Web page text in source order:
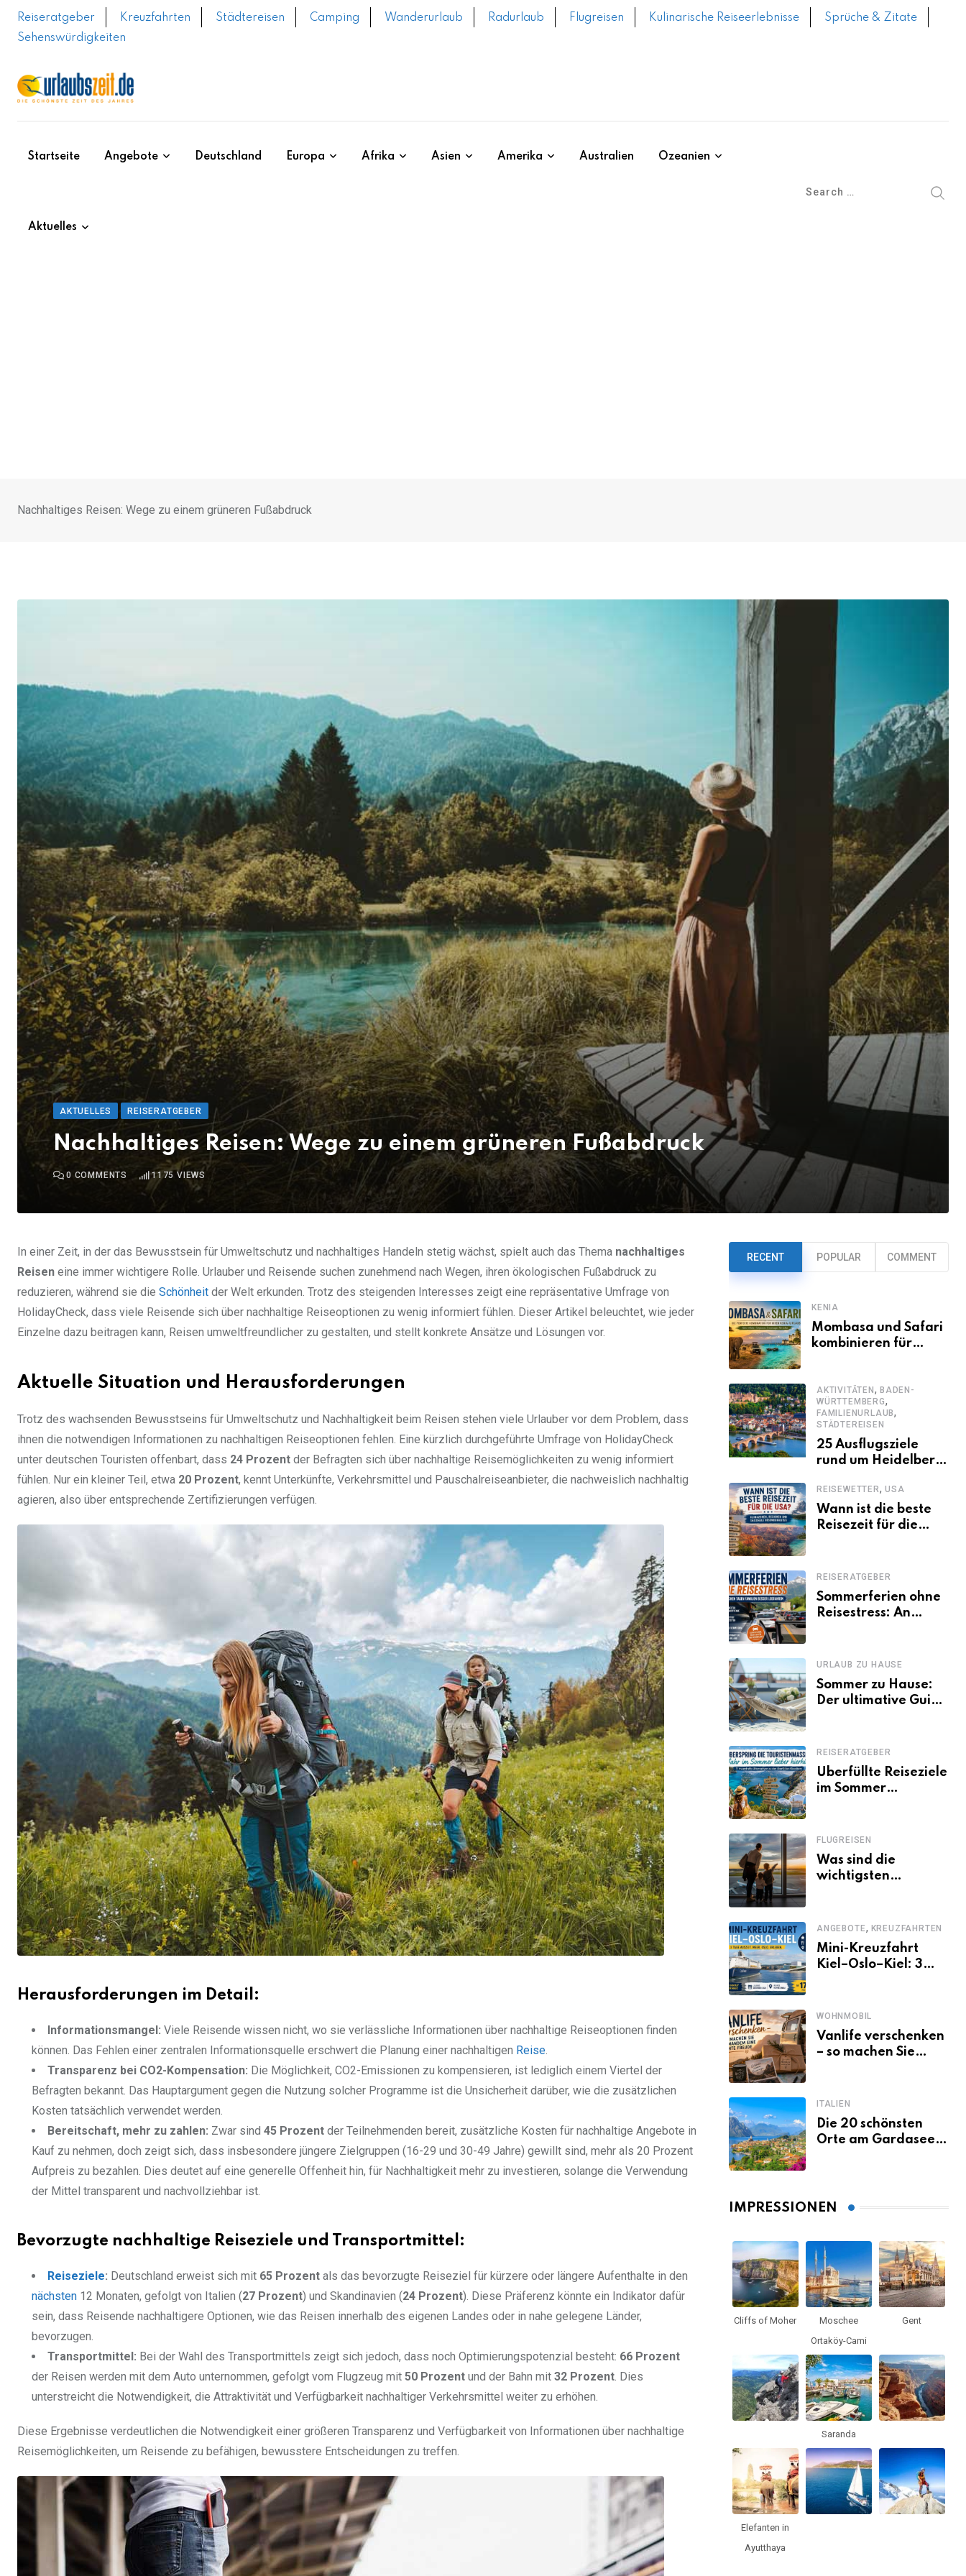
Skip
Reiseratgeber Kreuzfahrten Städtereisen Camping Wanderurlaub Radurlaub Flugreisen Kulinarische Reiseerlebnisse
Sprüche & Zitate
Sehenswürdigkeiten
Startseite Angebote Deutschland Europa Afrika Asien Amerika Australien Ozeanien
Aktuelles
Nachhaltiges Reisen: Wege zu einem grüneren Fußabdruck
AKTUELLES REISERATGEBER
Nachhaltiges Reisen: Wege zu einem grüneren Fußabdruck
0 COMMENTS 1175 VIEWS
In einer Zeit, in der das Bewusstsein für Umweltschutz und nachhaltiges Handeln stetig wächst, spielt auch das Thema nachhaltiges
Reisen eine immer wichtigere Rolle. Urlauber und Reisende suchen zunehmend nach Wegen, ihren ökologischen Fußabdruck zu
reduzieren, während sie die Schönheit der Welt erkunden. Trotz des steigenden Interesses zeigt eine repräsentative Umfrage von
HolidayCheck, dass viele Reisende sich über nachhaltige Reiseoptionen zu wenig informiert fühlen. Dieser Artikel beleuchtet, wie jeder
Einzelne dazu beitragen kann, Reisen umweltfreundlicher zu gestalten, und stellt konkrete Ansätze und Lösungen vor.
Aktuelle Situation und Herausforderungen
Trotz des wachsenden Bewusstseins für Umweltschutz und Nachhaltigkeit beim Reisen stehen viele Urlauber vor dem Problem, dass
ihnen die notwendigen Informationen zu nachhaltigen Reiseoptionen fehlen. Eine kürzlich durchgeführte Umfrage von HolidayCheck
unter deutschen Touristen offenbart, dass 24 Prozent der Befragten sich über nachhaltige Reisemöglichkeiten zu wenig informiert
fühlen. Nur ein kleiner Teil, etwa 20 Prozent, kennt Unterkünfte, Verkehrsmittel und Pauschalreiseanbieter, die nachweislich nachhaltig
agieren, also über entsprechende Zertifizierungen verfügen.
Herausforderungen im Detail:
Informationsmangel: Viele Reisende wissen nicht, wo sie verlässliche Informationen über nachhaltige Reiseoptionen finden
können. Das Fehlen einer zentralen Informationsquelle erschwert die Planung einer nachhaltigen Reise
Transparenz bei CO2-Kompensation: Die Möglichkeit, CO2-Emissionen zu kompensieren, ist lediglich einem Viertel der
Befragten bekannt. Das Hauptargument gegen die Nutzung solcher Programme ist die Unsicherheit darüber, wie die zusätzlichen
Kosten tatsächlich verwendet werden.
Bereitschaft, mehr zu zahlen: Zwar sind 45 Prozent der Teilnehmenden bereit, zusätzliche Kosten für nachhaltige Angebote in
Kauf zu nehmen, doch zeigt sich, dass insbesondere jüngere Zielgruppen (16-29 und 30-49 Jahre) gewillt sind, mehr als 20 Prozent
Aufpreis zu bezahlen. Dies deutet auf eine generelle Offenheit hin, für Nachhaltigkeit mehr zu investieren, solange die Verwendung
der Mittel transparent und nachvollziehbar ist.
Bevorzugte nachhaltige Reiseziele und Transportmittel:
Reiseziele: Deutschland erweist sich mit 65 Prozent als das bevorzugte Reiseziel für kürzere oder längere Aufenthalte in den
nächsten 12 Monaten, gefolgt von Italien (27 Prozent) und Skandinavien (24 Prozent). Diese Präferenz könnte ein Indikator dafür
sein, dass Reisende nachhaltigere Optionen, wie das Reisen innerhalb des eigenen Landes oder in nahe gelegene Länder,
bevorzugen.
Transportmittel: Bei der Wahl des Transportmittels zeigt sich jedoch, dass noch Optimierungspotenzial besteht: 66 Prozent
der Reisen werden mit dem Auto unternommen, gefolgt vom Flugzeug mit 50 Prozent und der Bahn mit 32 Prozent . Dies
unterstreicht die Notwendigkeit, die Attraktivität und Verfügbarkeit nachhaltiger Verkehrsmittel weiter zu erhöhen.
Diese Ergebnisse verdeutlichen die Notwendigkeit einer größeren Transparenz und Verfügbarkeit von Informationen über nachhaltige
Reisemöglichkeiten, um Reisende zu befähigen, bewusstere Entscheidungen zu treffen.
RECENT POPULAR COMMENT
KENIA
Mombasa und Safari
kombinieren für
Kenia-Urlaub
AKTIVITÄTEN , BADEN-
WÜRTTEMBERG,
FAMILIENURLAUB,
STÄDTEREISEN
25 Ausflugsziele
rund um Heidelberg,
sollte
REISEWETTER, USA
Wann ist die beste
Reisezeit für die
saisonale
Besonderheiten
REISERATGEBER
Sommerferien ohne
Reisestress: An
losfahren
URLAUB ZU HAUSE
Sommer zu Hause:
Der ultimative Guide
REISERATGEBER
Überfüllte Reiseziele
im Sommer
zu Mallorca,
Santorini, Gardasee
& Co.
FLUGREISEN
Was sind die
wichtigsten
ANGEBOTE, KREUZFAHRTEN
Mini-Kreuzfahrt
Kiel–Oslo–Kiel: 3
WOHNMOBIL
Vanlife verschenken
– so machen Sie
ITALIEN
Die 20 schönsten
Orte am Gardasee,
IMPRESSIONEN
Cliffs of Moher
Moschee
Ortaköy-Cami
Gent
Saranda
Elefanten in
Ayutthaya